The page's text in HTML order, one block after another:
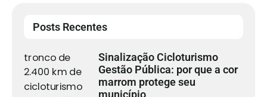
Posts Recentes
Sinalização Cicloturismo
Gestão Pública: por que a cor
marrom protege seu
município